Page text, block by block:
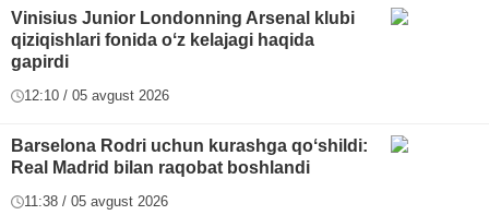
Vinisius Junior Londonning Arsenal klubi
qiziqishlari fonida oʻz kelajagi haqida
gapirdi
12:10 / 05 avgust 2026
Barselona Rodri uchun kurashga qoʻshildi:
Real Madrid bilan raqobat boshlandi
11:38 / 05 avgust 2026